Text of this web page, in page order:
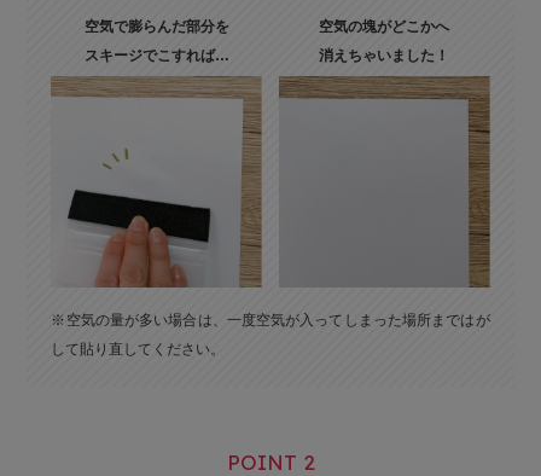
空気で膨らんだ部分を
スキージでこすれば…
空気の塊がどこかへ
消えちゃいました！
※空気の量が多い場合は、一度空気が入ってしまった場所まではが
して貼り直してください。
POINT 2